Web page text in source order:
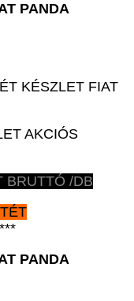
PANDA
KÉSZLET FIAT
AKCIÓS
BRUTTÓ /DB
***
PANDA